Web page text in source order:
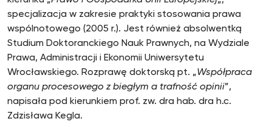
specjalizacja w zakresie praktyki stosowania prawa
wspólnotowego (2005 r.). Jest również absolwentką
Studium Doktoranckiego Nauk Prawnych, na Wydziale
Prawa, Administracji i Ekonomii Uniwersytetu
Wrocławskiego. Rozprawę doktorską pt. „Współpraca
organu procesowego z biegłym a trafność opinii”,
napisała pod kierunkiem prof. zw. dra hab. dra h.c.
Zdzisława Kegla.